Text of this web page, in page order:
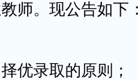
师。现公告如下
优录取的原则；